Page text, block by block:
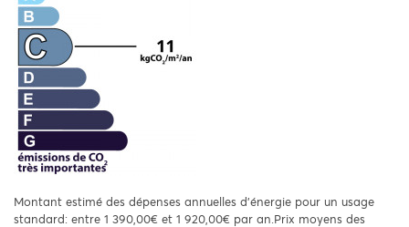
Montant estimé des dépenses annuelles d'énergie pour un usage
standard: entre 1 390,00€ et 1 920,00€ par an.Prix moyens des